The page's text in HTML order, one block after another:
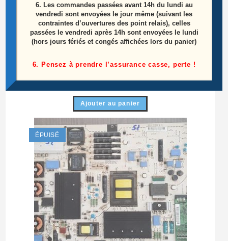
Module De Commandes Télé Lg 47LA620S-ZA
Référence: EBR76384101
Ajouter au panier
ÉPUISÉ
6. Les commandes passées avant 14h du lundi au
vendredi sont envoyées le jour même (suivant les
contraintes d’ouvertures des point relais), celles
passées le vendredi après 14h sont envoyées le lundi
(hors jours fériés et congés affichées lors du panier)
6. Pensez à prendre l’assurance casse, perte !